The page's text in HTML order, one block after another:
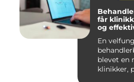
får
og
En
blevet en
klinikker,